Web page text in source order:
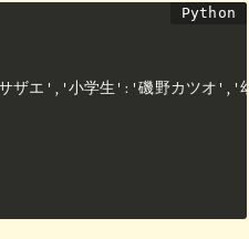
ザエ','小学生':'磯野カツオ','